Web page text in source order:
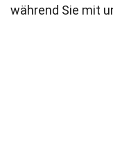
während Sie mit